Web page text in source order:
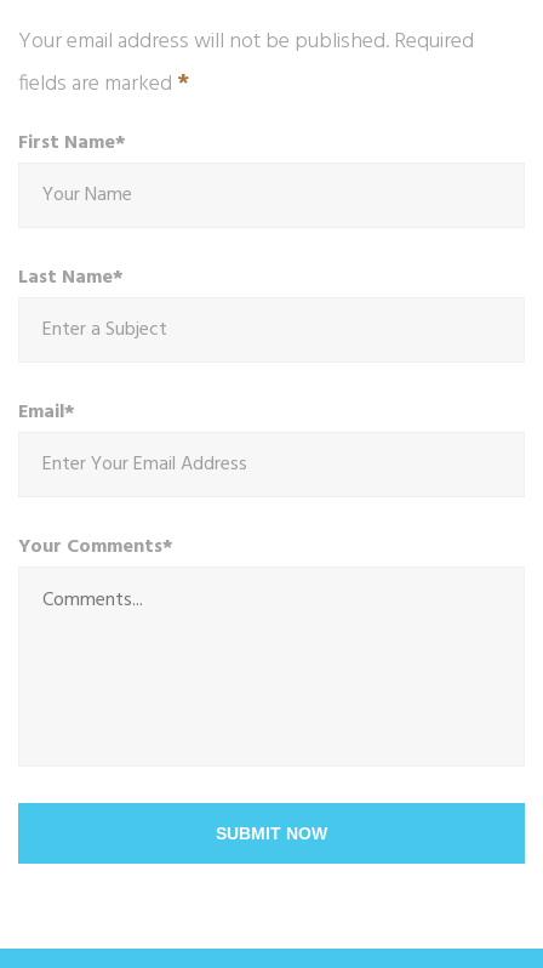
Your email address will not be published. Required
fields are marked *
First Name*
Last Name*
Email*
Your Comments*
SUBMIT NOW